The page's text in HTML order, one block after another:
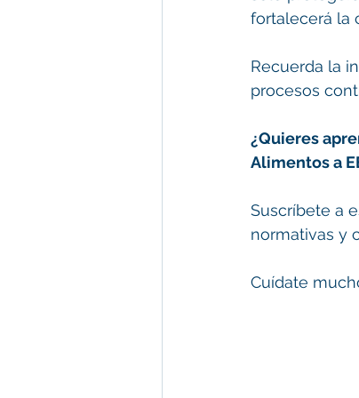
fortalecerá la
Recuerda la
procesos
¿Quieres
Alimentos a
Suscríbete a
normativas y
Cuídate